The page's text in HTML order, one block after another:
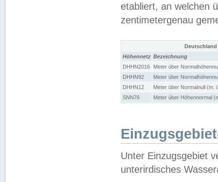
etabliert, an welchen
zentimetergenau
Höhennetz Bezeichnung
DHHN2016
Meter über
DHHN92
Meter über
DHHN12
Meter über Normalnull (m.
SNN76
Meter über Höhennormal
Unter Einzugsgebiet
unterirdisches